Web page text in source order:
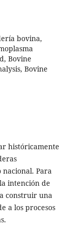
bovina,
Bovine
Bovine
históricamente
Para
intención de
construir una
a los procesos